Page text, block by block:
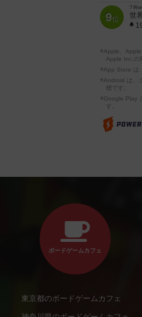
9位
7
世
※Apple、Apple
Apple Inc.の
※App Store は
※Android は、
標です。
※Google Play
す。
ボードゲームカフェ
東京都のボードゲームカフェ